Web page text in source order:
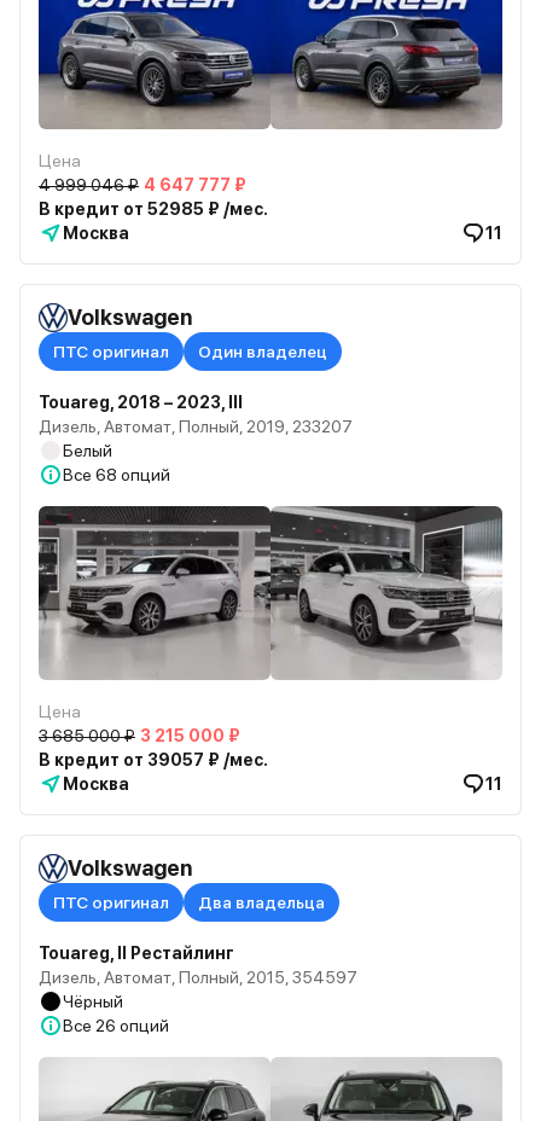
Цена
4 999 046 ₽ 4 647 777 ₽
В кредит от 52985 ₽ /мес.
Москва
11
Volkswagen
ПТС оригинал Один владелец
Touareg, 2018 – 2023, III
Дизель, Автомат, Полный, 2019, 233207
Белый
Все 68 опций
Цена
3 685 000 ₽ 3 215 000 ₽
В кредит от 39057 ₽ /мес.
Москва
11
Volkswagen
ПТС оригинал Два владельца
Touareg, II Рестайлинг
Дизель, Автомат, Полный, 2015, 354597
Чёрный
Все 26 опций